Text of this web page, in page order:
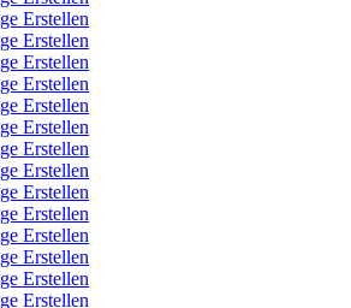
Erstellen
Erstellen
Erstellen
Erstellen
Erstellen
Erstellen
Erstellen
Erstellen
Erstellen
Erstellen
Erstellen
Erstellen
Erstellen
Erstellen